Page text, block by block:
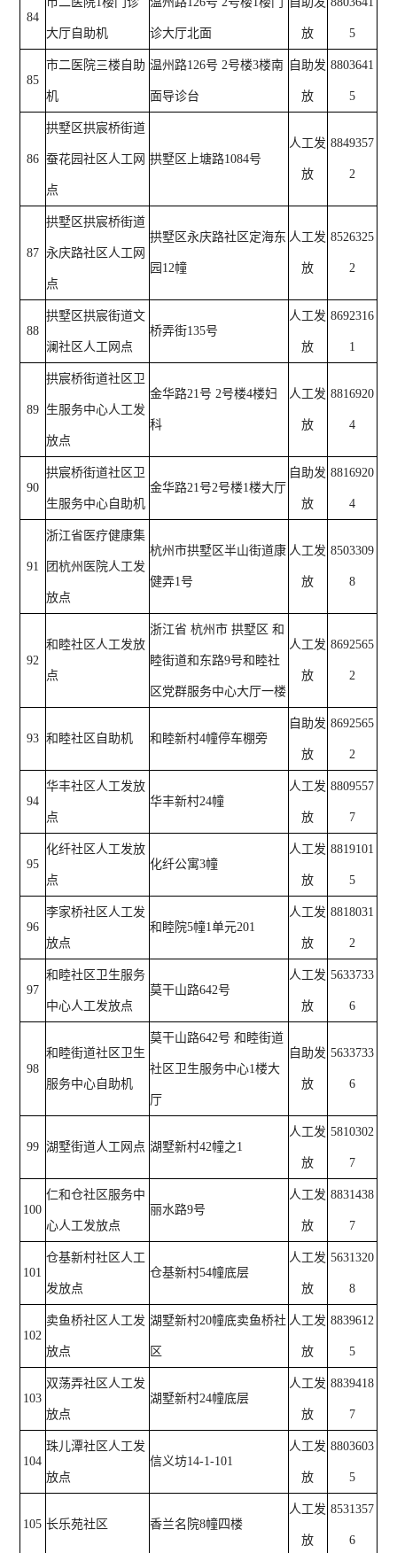
84
大厅自助机 诊大厅北面 放 5
85
市二医院三楼自助
机
温州路126号 2号楼3楼南
面导诊台
自助发
放
8803641
5
86
拱墅区拱宸桥街道
蚕花园社区人工网
点
拱墅区上塘路1084号
人工发
放
8849357
2
87
拱墅区拱宸桥街道
永庆路社区人工网
点
拱墅区永庆路社区定海东
园12幢
人工发
放
8526325
2
88
拱墅区拱宸街道文
澜社区人工网点
桥弄街135号
人工发
放
8692316
1
89
拱宸桥街道社区卫
生服务中心人工发
放点
金华路21号 2号楼4楼妇
科
人工发
放
8816920
4
90
拱宸桥街道社区卫
生服务中心自助机
金华路21号2号楼1楼大厅
自助发
放
8816920
4
91
浙江省医疗健康集
团杭州医院人工发
放点
杭州市拱墅区半山街道康
健弄1号
人工发
放
8503309
8
92
和睦社区人工发放
点
浙江省 杭州市 拱墅区 和
睦街道和东路9号和睦社
区党群服务中心大厅一楼
人工发
放
8692565
2
93 和睦社区自助机 和睦新村4幢停车棚旁
自助发
放
8692565
2
94
华丰社区人工发放
点
华丰新村24幢
人工发
放
8809557
7
95
化纤社区人工发放
点
化纤公寓3幢
人工发
放
8819101
5
96
李家桥社区人工发
放点
和睦院5幢1单元201
人工发
放
8818031
2
97
和睦社区卫生服务
中心人工发放点
莫干山路642号
人工发
放
5633733
6
98
和睦街道社区卫生
服务中心自助机
莫干山路642号 和睦街道
社区卫生服务中心1楼大
厅
自助发
放
5633733
6
99 湖墅街道人工网点 湖墅新村42幢之1
人工发
放
5810302
7
100
仁和仓社区服务中
心人工发放点
丽水路9号
人工发
放
8831438
7
101
仓基新村社区人工
发放点
仓基新村54幢底层
人工发
放
5631320
8
102
卖鱼桥社区人工发
放点
湖墅新村20幢底卖鱼桥社
区
人工发
放
8839612
5
103
双荡弄社区人工发
放点
湖墅新村24幢底层
人工发
放
8839418
7
104
珠儿潭社区人工发
放点
信义坊14-1-101
人工发
放
8803603
5
105 长乐苑社区 香兰名院8幢四楼
人工发
放
8531357
6